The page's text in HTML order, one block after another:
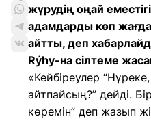
жүрудің оңай
адамдарды көп
айтты, деп
Rýhy-на сілтеме
«Кейбіреулер
айтпайсың?” дейді.
көремін” деп жазып